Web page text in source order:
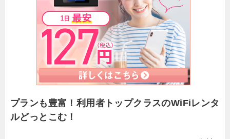
プランも豊富！利用者トップクラスのWiFiレンタ
ルどっとこむ！